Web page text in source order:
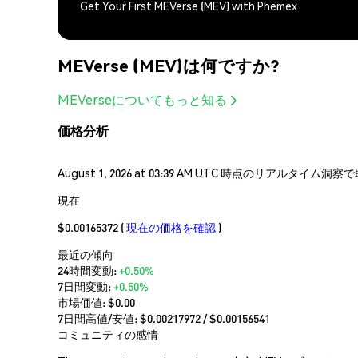
Get Your First MEVerse (MEV) with Phemex
MEVerse (MEV)は何ですか?
MEVerseについてもっと知る
価格分析
August 1, 2026 at 03:39 AM UTC 時点のリアルタイム洞察
現在
$0.00165372 (現在の価格を確認 )
最近の傾向
24時間変動:+0.50%
7日間変動:+0.50%
市場価値:$0.00
7日間高値/安値: $0.00217972/ $0.00156541
コミュニティの感情